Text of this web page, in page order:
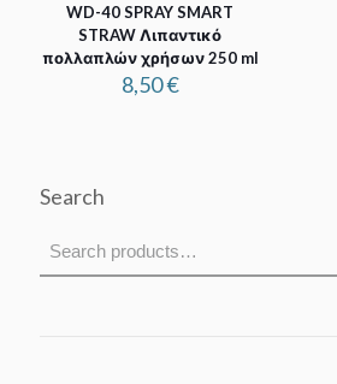
WD-40 SPRAY SMART
STRAW Λιπαντικό
πολλαπλών χρήσων 250 ml
8,50€
Search